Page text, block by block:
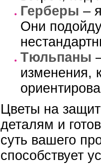
Герберы –
Они
Тюльпаны
изменения,
Цветы на
деталям и
суть вашего
способствует